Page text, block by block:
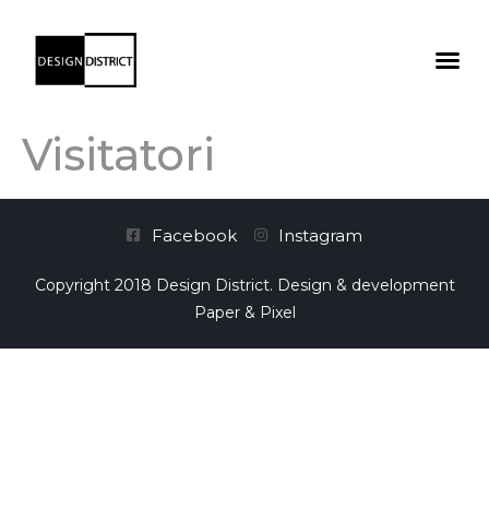
Visitatori
Facebook Instagram
Copyright 2018 Design District. Design & development
Paper & Pixel